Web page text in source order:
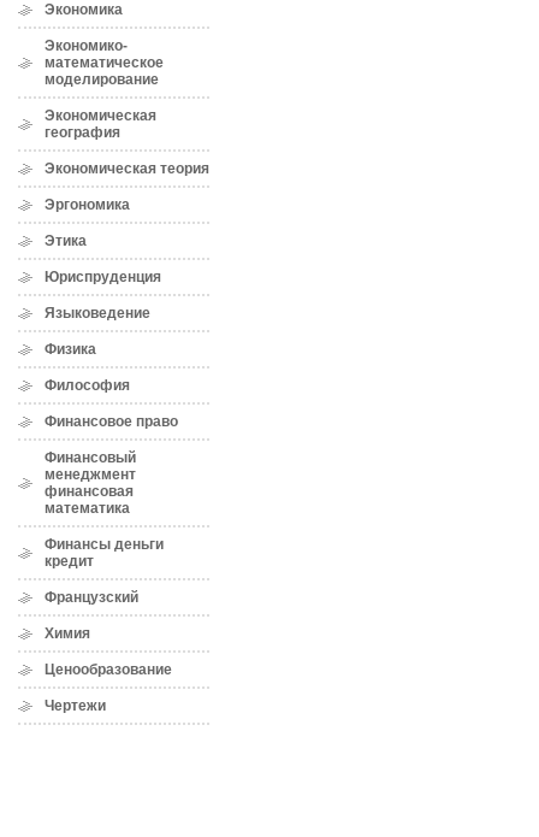
Экономика
Экономико-
математическое
моделирование
Экономическая
география
Экономическая теория
Эргономика
Этика
Юриспруденция
Языковедение
Физика
Философия
Финансовое право
Финансовый
менеджмент
финансовая
математика
Финансы деньги
кредит
Французский
Химия
Ценообразование
Чертежи